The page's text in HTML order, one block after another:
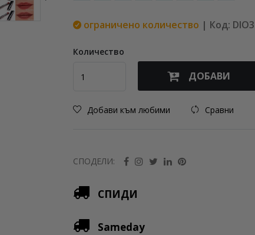
ограничено количество | Код:
Количество
ДОБАВИ
Добави към любими Сравни
СПОДЕЛИ:
СПИДИ
Sameday